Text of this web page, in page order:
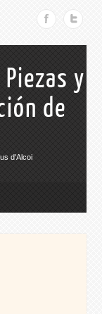
y
de
d'Alcoi